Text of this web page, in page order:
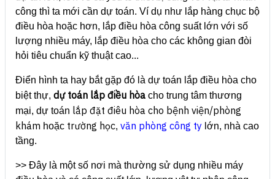
công thì ta mới cần dự toán. Ví dụ như lắp hàng chục bộ
điều hòa hoặc hơn, lắp điều hòa công suất lớn với số
lượng nhiều máy, lắp điều hòa cho các không gian đòi
hỏi tiêu chuẩn kỹ thuật cao...
Điển hình ta hay bắt gặp đó là dự toán lắp điều hòa cho
biệt thự, dự toán lắp điều hòa cho trung tâm thương
mại, dự toán lắp đặt điêu hòa cho bệnh viện/phòng
khám hoặc trường học, văn phòng công ty lớn, nhà cao
tầng.
>> Đây là một số nơi mà thường sử dụng nhiều máy